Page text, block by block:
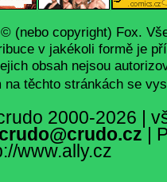
(nebo copyright) Fox.
v jakékoli formě je
obsah nejsou
na těchto stránkách se
2000-2026 |
crudo@crudo.cz|
www.ally.cz